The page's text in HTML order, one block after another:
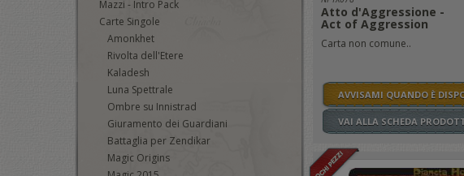
Mazzi - Intro Pack
Carte Singole
Amonkhet
Rivolta dell'Etere
Kaladesh
Luna Spettrale
Ombre su Innistrad
Giuramento dei Guardiani
Battaglia per Zendikar
Magic Origins
Atto d'Aggressione -
Act of Aggression
Carta non comune..
AVVISAMI QUANDO È
VAI ALLA SCHEDA